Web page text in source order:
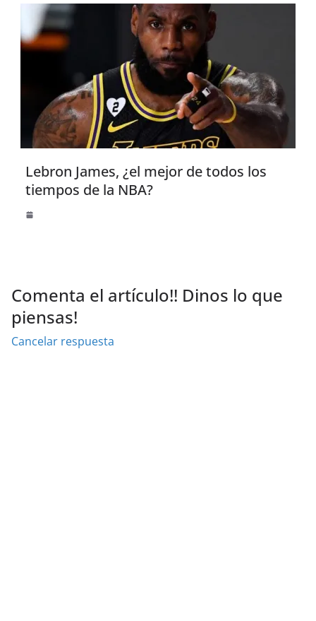
Lebron James, ¿el mejor de todos los
tiempos de la NBA?
Comenta el artículo!! Dinos lo que
piensas!
Cancelar respuesta